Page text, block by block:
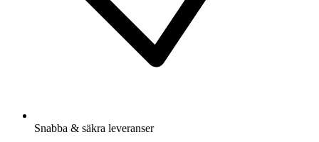
Snabba & säkra leveranser